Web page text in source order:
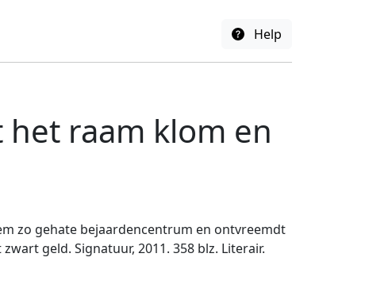
Help
raam klom en
zo gehate bejaardencentrum en ontvreemdt
geld. Signatuur, 2011. 358 blz. Literair.